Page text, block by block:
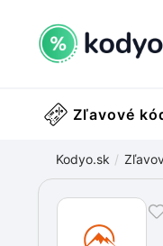
Zľavové
Kodyo.sk